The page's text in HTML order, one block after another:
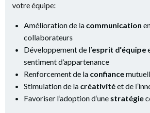
votre équipe:
Amélioration de la communication
collaborateurs
Développement de l’esprit d’équipe
sentiment d’appartenance
Renforcement de la confiance
Stimulation de la créativitéet de
Favoriser l’adoption d’une stratégie